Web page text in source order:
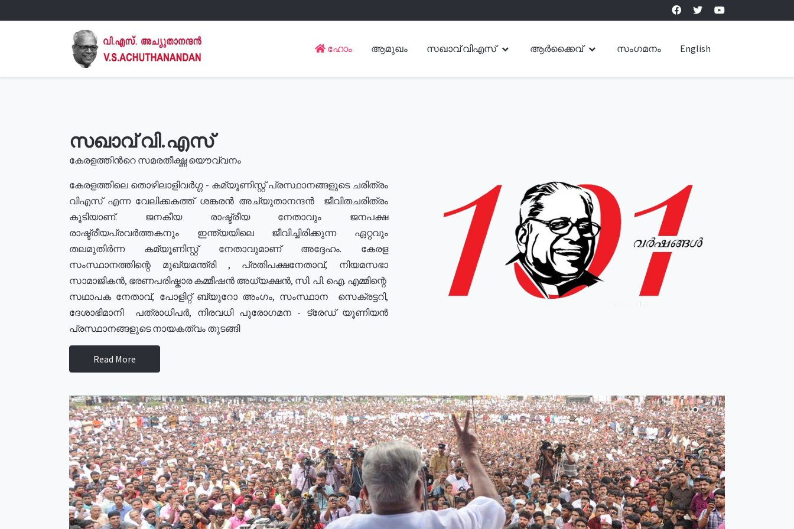
ഹോം ആമുഖം സഖാവ് വിഎസ് ആർക്കൈവ് സംഗമനം English
സഖാവ് വി.എസ്
കേരളത്തിൻറെ സമരതീക്ഷ്ണ യൌവ്വനം
കേരളത്തിലെ തൊഴിലാളിവർഗ്ഗ - കമ്യൂണിസ്റ്റ് പ്രസ്ഥാനങ്ങളുടെ ചരിത്രം
വിഎസ് എന്ന വേലിക്കകത്ത് ശങ്കരൻ അച്യുതാനന്ദൻ ജീവിതചരിത്രം
കൂടിയാണ്. ജനകീയ രാഷ്ട്രീയ നേതാവും ജനപക്ഷ
രാഷ്ട്രീയപ്രവർത്തകനും ഇന്ത്യയിലെ ജീവിച്ചിരിക്കുന്ന ഏറ്റവും
തലമുതിർന്ന കമ്യൂണിസ്റ്റ് നേതാവുമാണ് അദ്ദേഹം. കേരള
സംസ്ഥാനത്തിന്റെ മുഖ്യമന്ത്രി , പ്രതിപക്ഷനേതാവ്, നിയമസഭാ
സാമാജികൻ, ഭരണപരിഷ്കാര കമ്മീഷൻ അധ്യക്ഷൻ, സി. പി. ഐ. എമ്മിന്റെ
സഥാപക നേതാവ്, പോളിറ്റ് ബ്യുറോ അംഗം, സംസ്ഥാന സെക്രട്ടറി,
ദേശാഭിമാനി പത്രാധിപർ, നിരവധി പുരോഗമന - ട്രേഡ് യൂണിയൻ
പ്രസ്ഥാനങ്ങളുടെ നായകത്വം തുടങ്ങി
Read More